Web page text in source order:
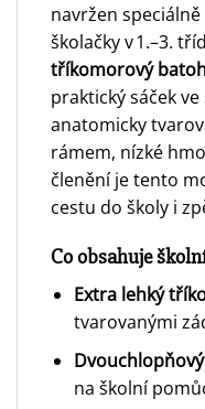
navržen
školačky v 1.–3.
tříkomorový
praktický sáček
anatomicky
rámem, nízké
členění je tento
cestu do školy i
Co obsahuje
Extra lehký
tvarovanými
na školní